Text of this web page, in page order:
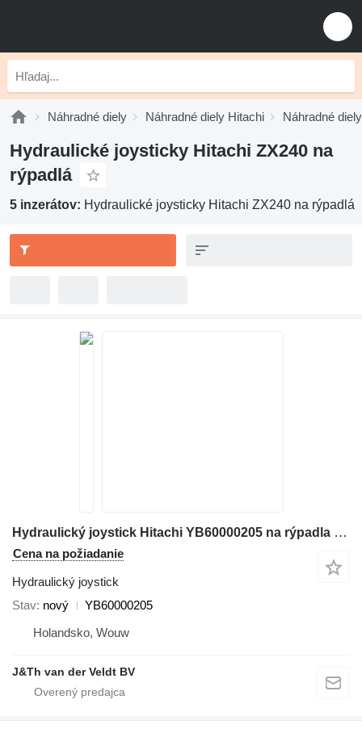
Náhradné diely Náhradné diely Hitachi Náhradné
Hydraulické joysticky Hitachi ZX240 na
rýpadlá
5 inzerátov: Hydraulické joysticky Hitachi ZX240 na rýpadlá
Hydraulický joystick Hitachi YB60000205 na rýpadla Hitachi ZX200-5 ZX200-6 ZX120-6 ZX130-5 ZX130-6 ZX135-6 ZX250-6 ZX160-5 ZX280-5 ZX190-6 ZX200-5G ZX210-5G ZX120-5B ZX330-5G ZX240-5G ZX250-5B ZX350-5B ZX85US-6 ZX180-5B ZX290-5B ZX225US-6 ZX135US-5 ZX135US-6 ZX75US-5B ZX225US-5B
Cena na požiadanie
Hydraulický joystick
Stav nový
YB60000205
Holandsko, Wouw
J&Th van der Veldt BV